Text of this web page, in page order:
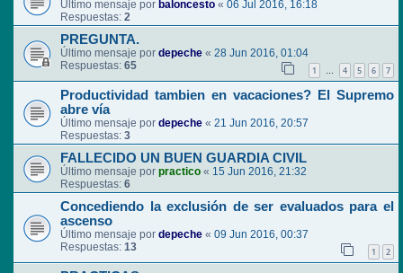
Último mensaje por baloncesto « 06 Jul 2016, 16:18
Respuestas: 2
PREGUNTA.
Último mensaje por depeche « 28 Jun 2016, 01:04
Respuestas: 65 1 … 4 5 6 7
Productividad tambien en vacaciones? El Supremo
abre vía
Último mensaje por depeche « 21 Jun 2016, 20:57
Respuestas: 3
FALLECIDO UN BUEN GUARDIA CIVIL
Último mensaje por practico « 15 Jun 2016, 21:32
Respuestas: 6
Concediendo la exclusión de ser evaluados para el
ascenso
Último mensaje por depeche « 09 Jun 2016, 00:37
Respuestas: 13 1 2